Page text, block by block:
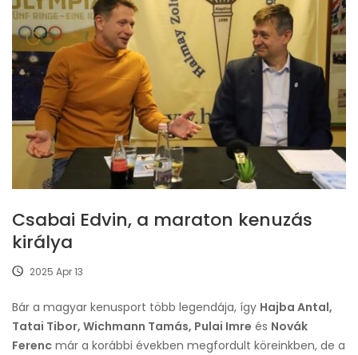
Csabai Edvin, a maraton kenuzás
királya
2025 Apr 13
Bár a magyar kenusport több legendája, így Hajba Antal,
Tatai Tibor, Wichmann Tamás, Pulai Imre és Novák
Ferenc már a korábbi években megfordult köreinkben, de a